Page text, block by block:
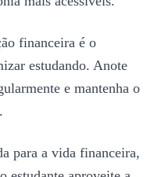
financeira é o
estudando. Anote
e mantenha o
para a vida financeira,